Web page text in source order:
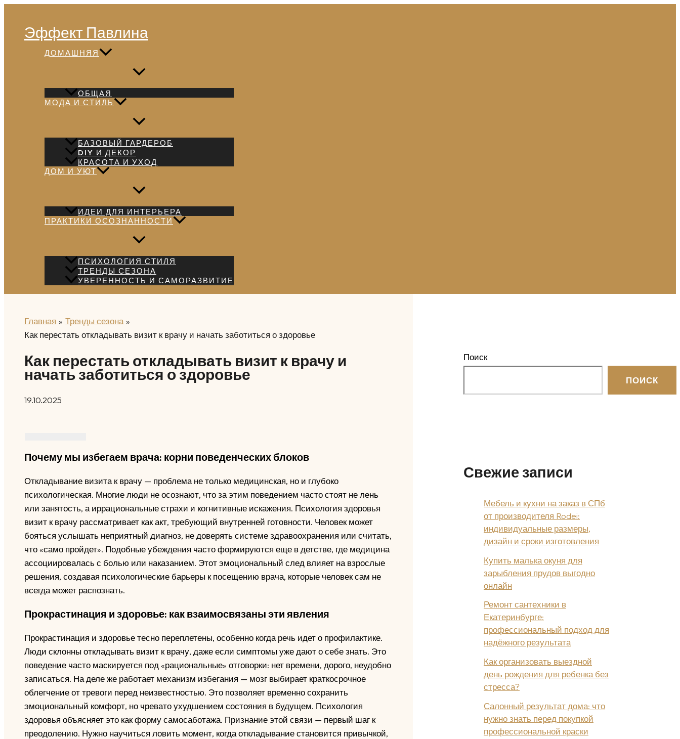
содержимому
Эффект Павлина
ДОМАШНЯЯ
ОБЩАЯ
МОДА И СТИЛЬ
БАЗОВЫЙ ГАРДЕРОБ
DIY И ДЕКОР
КРАСОТА И УХОД
ДОМ И УЮТ
ИДЕИ ДЛЯ ИНТЕРЬЕРА
ПРАКТИКИ ОСОЗНАННОСТИ
ПСИХОЛОГИЯ СТИЛЯ
ТРЕНДЫ СЕЗОНА
УВЕРЕННОСТЬ И САМОРАЗВИТИЕ
Главная
Тренды сезона
Как перестать откладывать визит к врачу и начать заботиться о здоровье
Как перестать откладывать визит к врачу и
начать заботиться о здоровье
19.10.2025
Почему мы избегаем врача: корни поведенческих блоков
Откладывание визита к врачу — проблема не только медицинская, но и глубоко
психологическая. Многие люди не осознают, что за этим поведением часто стоят не лень
или занятость, а иррациональные страхи и когнитивные искажения. Психология здоровья
визит к врачу рассматривает как акт, требующий внутренней готовности. Человек может
бояться услышать неприятный диагноз, не доверять системе здравоохранения или считать,
что «само пройдет». Подобные убеждения часто формируются еще в детстве, где медицина
ассоциировалась с болью или наказанием. Этот эмоциональный след влияет на взрослые
решения, создавая психологические барьеры к посещению врача, которые человек сам не
всегда может распознать.
Прокрастинация и здоровье: как взаимосвязаны эти явления
Прокрастинация и здоровье тесно переплетены, особенно когда речь идет о профилактике.
Люди склонны откладывать визит к врачу, даже если симптомы уже дают о себе знать. Это
поведение часто маскируется под «рациональные» отговорки: нет времени, дорого, неудобно
записаться. На деле же работает механизм избегания — мозг выбирает краткосрочное
облегчение от тревоги перед неизвестностью. Это позволяет временно сохранить
эмоциональный комфорт, но чревато ухудшением состояния в будущем. Психология
здоровья объясняет это как форму самосаботажа. Признание этой связи — первый шаг к
преодолению. Нужно научиться ловить момент, когда откладывание становится привычкой,
Поиск
ПОИСК
Свежие записи
Мебель и кухни на заказ в СПб
от производителя Rodei:
индивидуальные размеры,
дизайн и сроки изготовления
Купить малька окуня для
зарыбления прудов выгодно
онлайн
Ремонт сантехники в
Екатеринбурге:
профессиональный подход для
надёжного результата
Как организовать выездной
день рождения для ребенка без
стресса?
Салонный результат дома: что
нужно знать перед покупкой
профессиональной краски